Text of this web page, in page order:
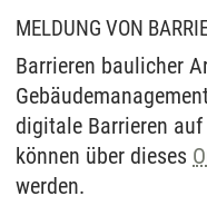
MELDUNG VON
Barrieren baulicher
digitale Barrieren
können über dieses
werden.